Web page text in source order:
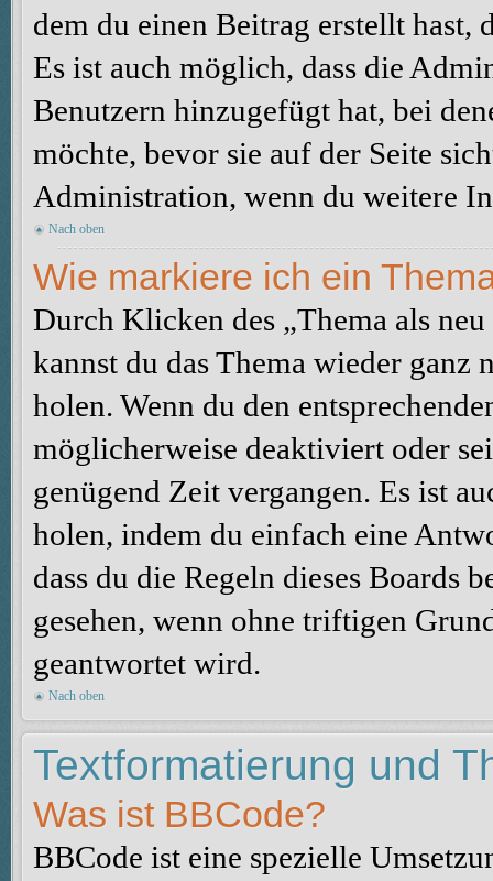
dem du einen Beitrag erstellt hast,
Es ist auch möglich, dass die
Benutzern hinzugefügt hat, bei
möchte, bevor sie auf der Seite
Administration, wenn du weitere
Nach oben
Wie markiere ich ein
Durch Klicken des „Thema als
kannst du das Thema wieder ganz
holen. Wenn du den
möglicherweise deaktiviert oder
genügend Zeit vergangen. Es ist
holen, indem du einfach eine
dass du die Regeln dieses Boards
gesehen, wenn ohne triftigen
geantwortet wird.
Nach oben
Textformatierung und
Was ist BBCode?
BBCode ist eine spezielle